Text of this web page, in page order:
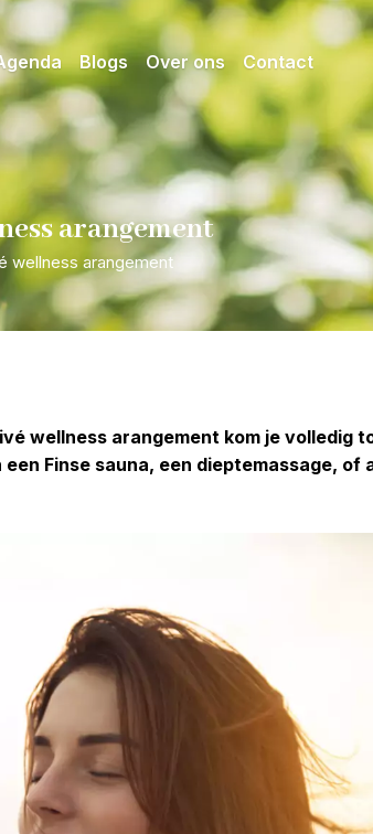
Blogs Over ons Contact
arangement
wellness arangement
wellness arangement kom je volledig
Finse sauna, een dieptemassage, of